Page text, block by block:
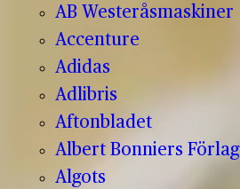
AB Westeråsmaskiner
Accenture
Adidas
Adlibris
Aftonbladet
Albert Bonniers Förlag
Algots